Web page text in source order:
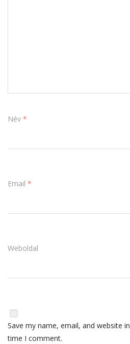
Név *
Email *
Weboldal
Save my name, email, and website
time I comment.